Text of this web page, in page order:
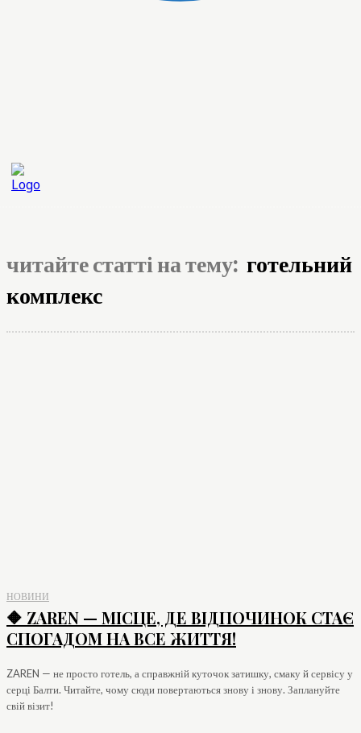
читайте статті на тему: готельний
комплекс
НОВИНИ
🔶 ZAREN — МІСЦЕ, ДЕ ВІДПОЧИНОК СТАЄ
СПОГАДОМ НА ВСЕ ЖИТТЯ!
ZAREN — не просто готель, а справжній куточок затишку, смаку й сервісу у
серці Балти. Читайте, чому сюди повертаються знову і знову. Заплануйте
свій візит!